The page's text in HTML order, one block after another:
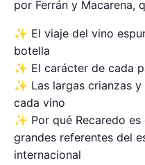
por Ferrán y Macarena,
✨ El viaje del vino
botella
✨ El carácter de cada
✨ Las largas crianzas
cada vino
✨ Por qué Recaredo
grandes referentes del
internacional